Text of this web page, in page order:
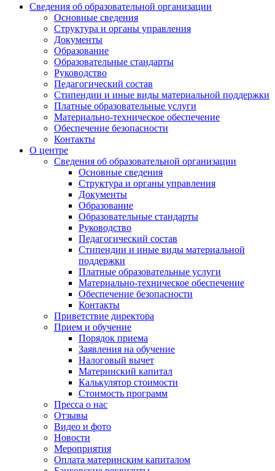
Сведения об образовательной организации
Основные сведения
Структура и органы управления
Документы
Образование
Образовательные стандарты
Руководство
Педагогический состав
Стипендии и иные виды материальной поддержки
Платные образовательные услуги
Материально-техническое обеспечение
Обеспечение безопасности
Контакты
О центре
Сведения об образовательной организации
Основные сведения
Структура и органы управления
Документы
Образование
Образовательные стандарты
Руководство
Педагогический состав
Стипендии и иные виды материальной
поддержки
Платные образовательные услуги
Материально-техническое обеспечение
Обеспечение безопасности
Контакты
Приветствие директора
Прием и обучение
Порядок приема
Заявления на обучение
Налоговый вычет
Материнский капитал
Калькулятор стоимости
Стоимость программ
Пресса о нас
Отзывы
Видео и фото
Новости
Мероприятия
Оплата материнским капиталом